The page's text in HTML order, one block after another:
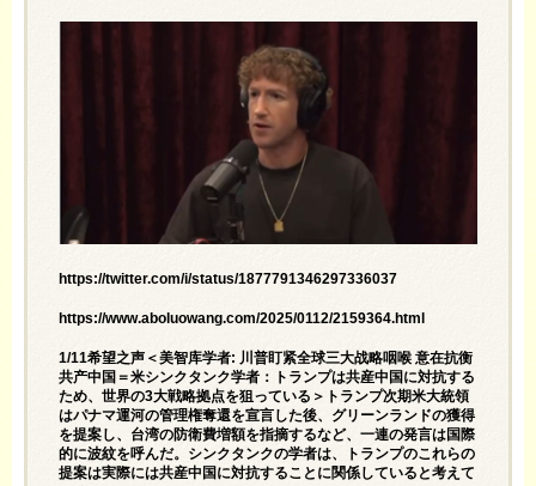
https://twitter.com/i/status/1877791346297336037
https://www.aboluowang.com/2025/0112/2159364.html
1/11希望之声＜美智库学者: 川普盯紧全球三大战略咽喉 意在抗衡
共产中国＝米シンクタンク学者：トランプは共産中国に対抗する
ため、世界の3大戦略拠点を狙っている＞トランプ次期米大統領
はパナマ運河の管理権奪還を宣言した後、グリーンランドの獲得
を提案し、台湾の防衛費増額を指摘するなど、一連の発言は国際
的に波紋を呼んだ。シンクタンクの学者は、トランプのこれらの
提案は実際には共産中国に対抗することに関係していると考えて